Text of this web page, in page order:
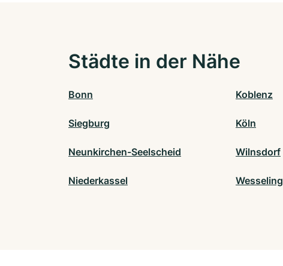
Städte in der Nähe
Bonn Koblenz
Siegburg Köln
Neunkirchen-Seelscheid Wilnsdorf
Niederkassel Wesseling